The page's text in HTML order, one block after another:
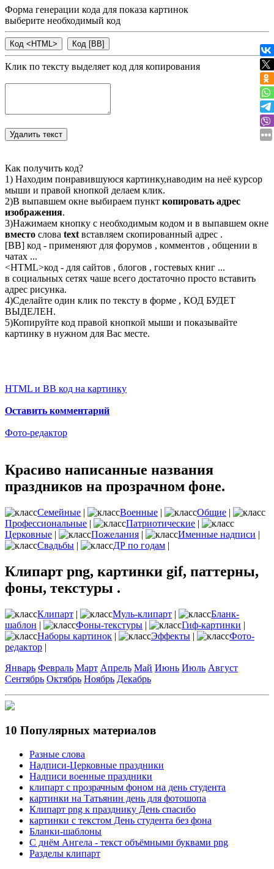
Форма генерации кода для показа картинок
выберите необходимый код
Клик по тексту выделяет код для копирования
Как получить код?
1) Находим понравившуюся картинку,наводим на неё курсор
мыши и правой кнопкой делаем клик.
2)В выпавшем окне выбираем пункт копировать адрес
изображения.
3)Нажимаем кнопку с необходимым кодом и в выпавшем окне
вместо слова text вставляем скопированный адрес .
[BB] код - применяют для форумов , комментов , общении в
чатах ...
<HTML>код - для сайтов , блогов , гостевых книг ...
в социальных сетях чаше всего достаточно просто вставить
адрес рисунка.
4)Сделайте один клик по тексту в форме , КОД БУДЕТ
ВЫДЕЛЕН.
5)Копируйте код правой кнопкой мыши и показывайте
картинку в нужном для Вас месте.
HTML и BB код на картинку
Оставить комментарий
Фото-редактор
Красиво написанные названия
праздников на прозрачном фоне.
Семейные | Военные | Общие |
Профессиональные | Патриотические |
Церковные | Пожелания | Именные надписи |
Свадьбы | ДР по годам |
Клипарт png, картинки gif, паттерны,
фоны, текстуры .
Клипарт | Муль-клипарт |
Бланк-
шаблон | Фоны-текстуры | Гиф-картинки |
Наборы картинок | Эффекты |
Фото-
редактор |
Январь Февраль Март Апрель Май Июнь Июль Август
Сентябрь Октябрь Ноябрь Декабрь
10 Популярных материалов
Разные слова
Надписи-Церковные праздники
Надписи военные праздники
клипарт с прозрачным фоном на день студента
картинки на Татьянин день для фотошопа
Клипарт png к празднику День спасибо
картинки с текстом День студента без фона
Бланки-шаблоны
С днём Ангела - текст объёмными буквами png
Разделы клипарт